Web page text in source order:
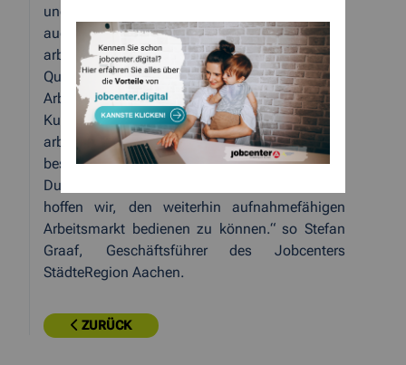
und dem Start in neue Berufsausbildungen als
auch der verstärkten Teilnahme an vielfältigen
arbeitsmarktpolitischen
Qualifikationsmaßnahmen konnte die
Arbeitslosigkeit gesenkt werden. Viele SGB-II-
Kunden
befinden sich weiterhin in
arbeitsmarktpolitischen Förderungen, um
bessere Chancen am Arbeitsmarkt zu erlangen.
Durch diese intensive Arbeit mit dem Kunden
hoffen wir, den weiterhin aufnahmefähigen
Arbeitsmarkt bedienen zu können.“ so Stefan
Graaf, Geschäftsführer des Jobcenters
StädteRegion Aachen.
ZURÜCK